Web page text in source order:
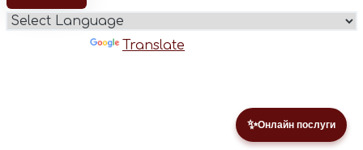
✨Онлайн послуги
Translate